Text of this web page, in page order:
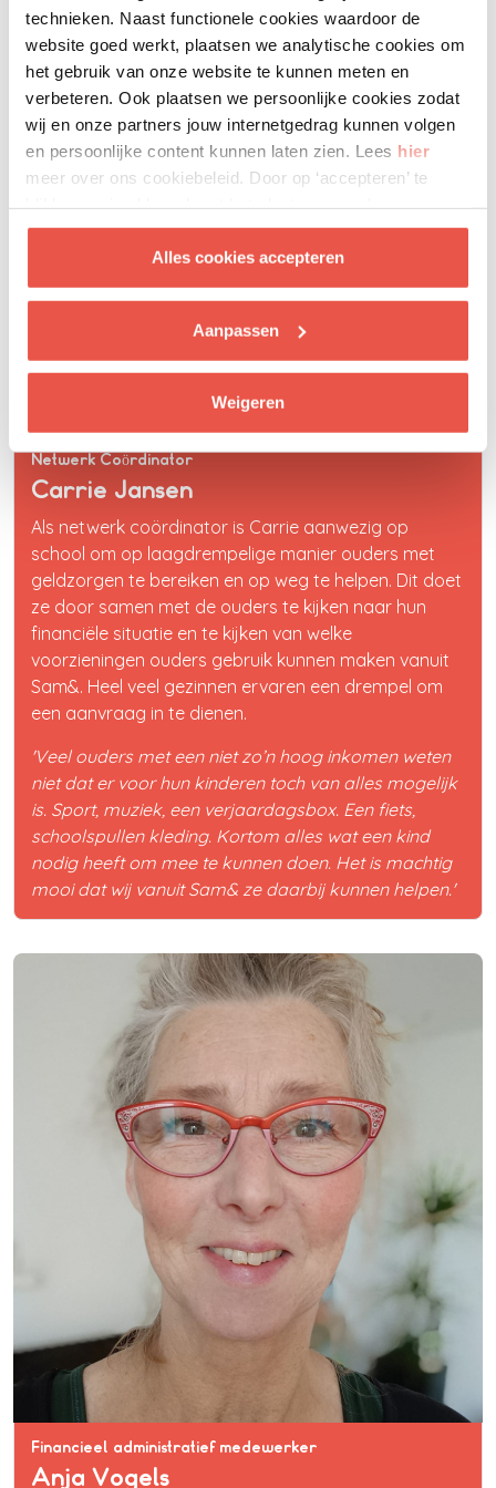
technieken. Naast functionele cookies waardoor de
website goed werkt, plaatsen we analytische cookies om
het gebruik van onze website te kunnen meten en
verbeteren. Ook plaatsen we persoonlijke cookies zodat
wij en onze partners jouw internetgedrag kunnen volgen
en persoonlijke content kunnen laten zien. Lees hier
meer over ons cookiebeleid. Door op ‘accepteren’ te
cookies.
Alles cookies accepteren
Aanpassen
Weigeren
Netwerk Coördinator
Carrie Jansen
Als netwerk coördinator is Carrie aanwezig op
school om op laagdrempelige manier ouders met
geldzorgen te bereiken en op weg te helpen. Dit doet
ze door samen met de ouders te kijken naar hun
financiële situatie en te kijken van welke
voorzieningen ouders gebruik kunnen maken vanuit
Sam&. Heel veel gezinnen ervaren een drempel om
een aanvraag in te dienen.
'Veel ouders met een niet zo’n hoog inkomen weten
niet dat er voor hun kinderen toch van alles mogelijk
is. Sport, muziek, een verjaardagsbox. Een fiets,
schoolspullen kleding. Kortom alles wat een kind
nodig heeft om mee te kunnen doen. Het is machtig
mooi dat wij vanuit Sam& ze daarbij kunnen helpen.'
Financieel administratief medewerker
Anja Vogels